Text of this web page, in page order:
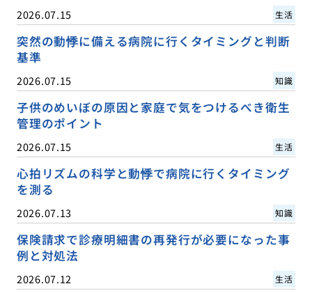
2026.07.15 生活
突然の動悸に備える病院に行くタイミングと判断
基準
2026.07.15 知識
子供のめいぼの原因と家庭で気をつけるべき衛生
管理のポイント
2026.07.15 生活
心拍リズムの科学と動悸で病院に行くタイミング
を測る
2026.07.13 知識
保険請求で診療明細書の再発行が必要になった事
例と対処法
2026.07.12 生活